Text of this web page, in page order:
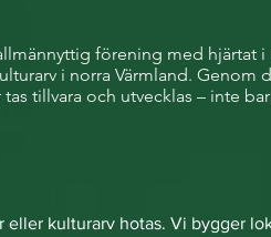
förening med hjärtat
i norra Värmland. Genom
tillvara och utvecklas – inte
kulturarv hotas. Vi bygger